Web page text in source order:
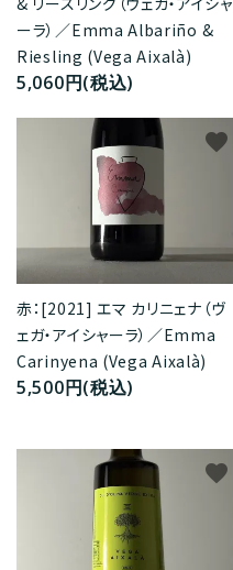
ーラ）／Emma Albariño &
Riesling (Vega Aixalà)
5,060円(税込)
赤：[2021] エマ カリニェナ（ヴ
ェガ・アイシャーラ）／Emma
Carinyena (Vega Aixalà)
5,500円(税込)
favorite
favorite